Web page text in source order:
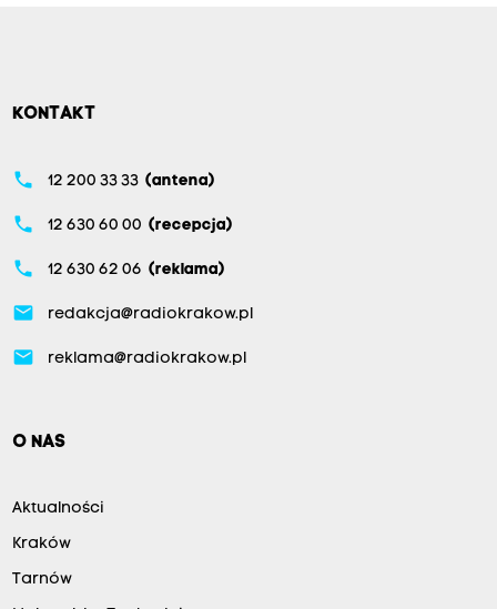
KONTAKT
phone 12 200 33 33 (antena)
phone 12 630 60 00 (recepcja)
phone 12 630 62 06 (reklama)
email redakcja@radiokrakow.pl
email reklama@radiokrakow.pl
O NAS
Aktualności
Kraków
Tarnów